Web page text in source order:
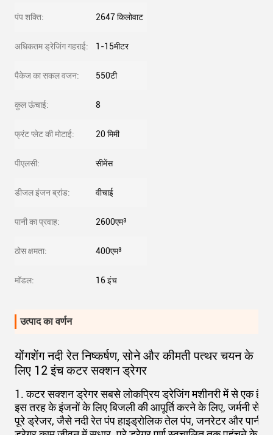
पंप शक्ति: 2647 किलोवाट
अधिकतम ड्रेजिंग गहराई: 1-15मीटर
पैकेज का सकल वजन: 550टी
कुल ऊंचाई: 8
फ्रंट प्लेट की मोटाई: 20 मिमी
पीएलसी: सीमेंस
डीजल इंजन ब्रांड: वीचाई
पानी का प्रवाह: 2600एम³
ठोस क्षमता: 400एम³
मॉडल: 16 इंच
उत्पाद का वर्णन
योंगशेंग नदी रेत निष्कर्षण, सोने और कीमती पत्थर चयन के
लिए 12 इंच कटर सक्शन ड्रेगर
1. कटर सक्शन ड्रेगर सबसे लोकप्रिय ड्रेजिंग मशीनरी में से एक है.
इस तरह के इंजनों के लिए बिजली की आपूर्ति करने के लिए, जर्मनी से
पूरे ड्रेजर, जैसे नदी रेत पंप हाइड्रोलिक तेल पंप, जनरेटर और पानी पंप